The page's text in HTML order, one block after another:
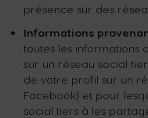
présence sur des
Informations
toutes les informations
sur un réseau social
de votre profil sur un
Facebook) et pour
social tiers à les